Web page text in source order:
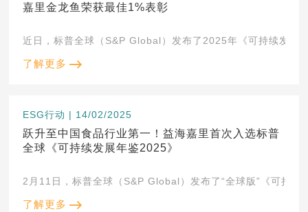
嘉里金龙鱼荣获最佳1%表彰
近日，标普全球（S&P Global）发布了2025年《可持续发展
了解更多
ESG行动 | 14/02/2025
跃升至中国食品行业第一！益海嘉里首次入选标普
全球《可持续发展年鉴2025》
2月11日，标普全球（S&P Global）发布了“全球版”《可持
了解更多